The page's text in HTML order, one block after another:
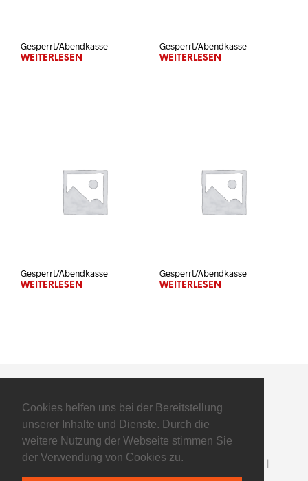
Cookies helfen uns bei der Bereitstellung
unserer Inhalte und Dienste. Durch die
weitere Nutzung der Webseite stimmen Sie
der Verwendung von Cookies zu.
Gesperrt/Abendkasse
WEITERLESEN
Gesperrt/Abendkasse
WEITERLESEN
Gesperrt/Abendkasse
WEITERLESEN
Gesperrt/Abendkasse
WEITERLESEN
©2025 Flyers Basketball GmbH - All Rights Reserved |
Impressum|Datenschutz| powered by